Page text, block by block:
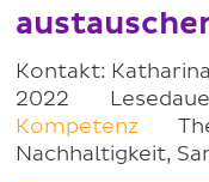
Kontakt:
2022
Kompetenz
Nachhaltigkeit,